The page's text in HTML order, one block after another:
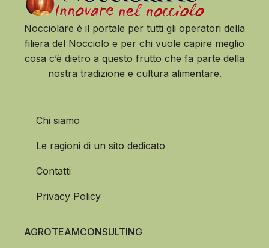
Nocciolare è il portale per tutti gli operatori della
filiera del Nocciolo e per chi vuole capire meglio
cosa c’è dietro a questo frutto che fa parte della
nostra tradizione e cultura alimentare.
Chi siamo
Le ragioni di un sito dedicato
Contatti
Privacy Policy
AGROTEAMCONSULTING